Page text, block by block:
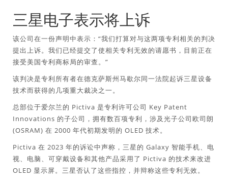
三星电子表示将上诉
该公司在一份声明中表示：“我们打算对与这两项专利相关的判决
提出上诉。我们已经提交了使相关专利无效的请愿书，目前正在
接受美国专利商标局的审查。”
该判决是专利所有者在德克萨斯州马歇尔同一法院起诉三星设备
技术而获得的几项重大裁决之一。
总部位于爱尔兰的 Pictiva 是专利许可公司 Key Patent
Innovations 的子公司，拥有数百项专利，涉及光子公司欧司朗
(OSRAM) 在 2000 年代初期发明的 OLED 技术。
Pictiva 在 2023 年的诉讼中声称，三星的 Galaxy 智能手机、电
视、电脑、可穿戴设备和其他产品采用了 Pictiva 的技术来改进
OLED 显示屏。三星否认了这些指控，并辩称这些专利无效。